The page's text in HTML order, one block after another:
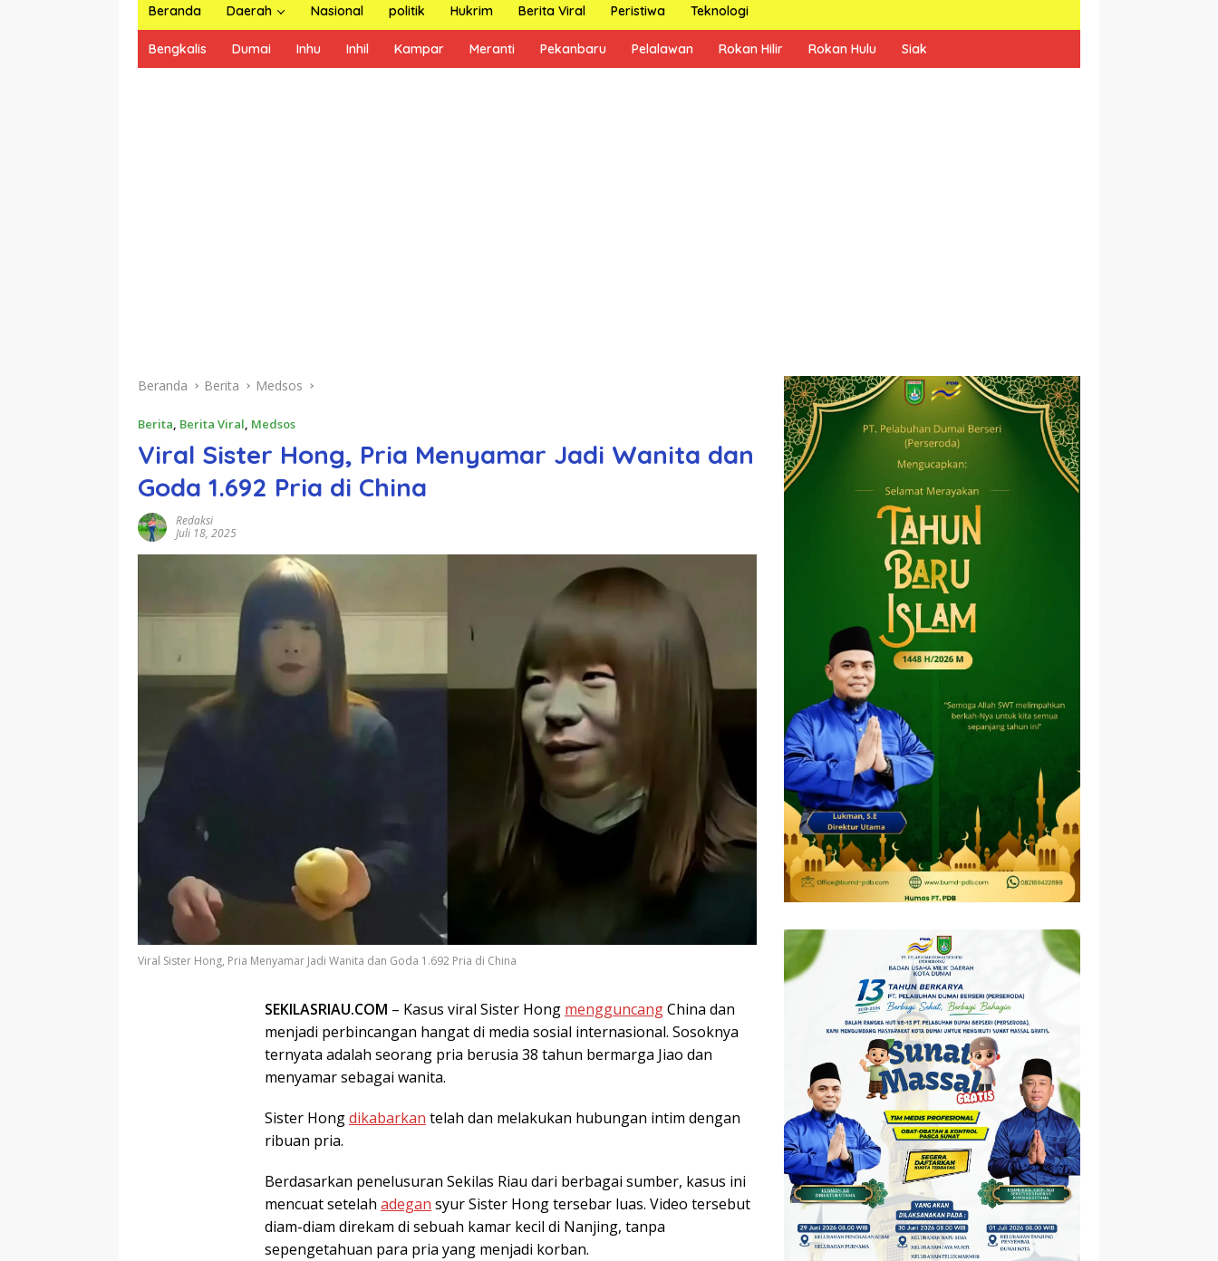
Beranda Daerah Nasional politik Hukrim Berita Viral Peristiwa Teknologi
Bengkalis Dumai Inhu Inhil Kampar Meranti Pekanbaru Pelalawan Rokan Hilir Rokan Hulu Siak
Beranda Berita Medsos
Berita, Berita Viral, Medsos
Viral Sister Hong, Pria Menyamar Jadi Wanita dan
Goda 1.692 Pria di China
Redaksi
Juli 18, 2025
Viral Sister Hong, Pria Menyamar Jadi Wanita dan Goda 1.692 Pria di China
SEKILASRIAU.COM – Kasus viral Sister Hong mengguncangChina dan
menjadi perbincangan hangat di media sosial internasional. Sosoknya
ternyata adalah seorang pria berusia 38 tahun bermarga Jiao dan
menyamar sebagai wanita.
Sister Hongdikabarkan telah dan melakukan hubungan intim dengan
ribuan pria.
Berdasarkan penelusuran Sekilas Riau dari berbagai sumber, kasus ini
mencuat setelah adegan syur Sister Hong tersebar luas. Video tersebut
diam-diam direkam di sebuah kamar kecil di Nanjing, tanpa
sepengetahuan para pria yang menjadi korban.